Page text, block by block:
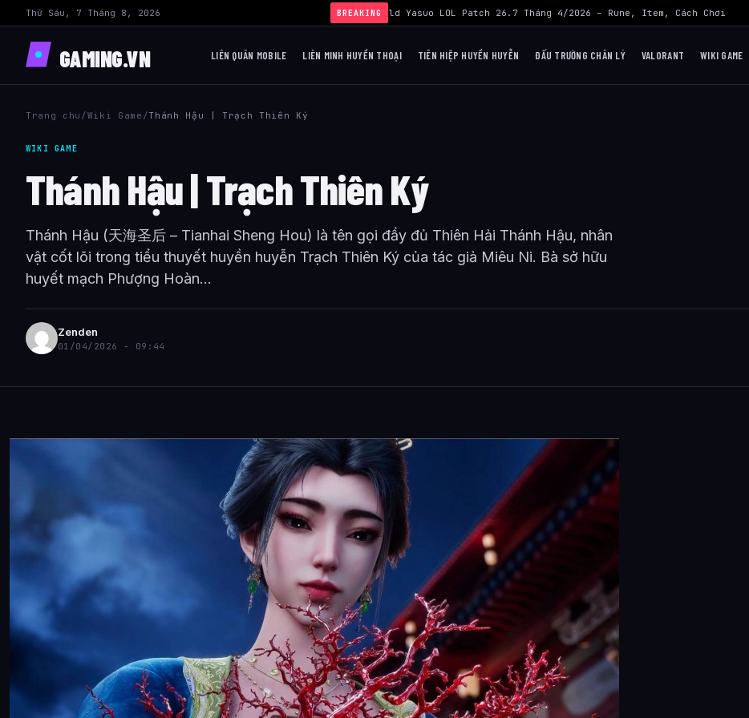
Thứ Sáu, 7 Tháng 8, 2026 BREAKING
› Build Yasuo LOL Patch 26.7 Tháng 4/2026 – Rune, Item, Cách Chơi Mid
GAMING.VN LIÊN QUÂN MOBILE LIÊN MINH HUYỀN THOẠI TIÊN HIỆP HUYỀN HUYỄN ĐẤU TRƯỜNG CHÂN LÝ VALORANT WIKI GAME
Trang chu /Wiki Game /Thánh Hậu | Trạch Thiên Ký
WIKI GAME
Thánh Hậu | Trạch Thiên Ký
Thánh Hậu (天海圣后 – Tianhai Sheng Hou) là tên gọi đầy đủ Thiên Hải Thánh Hậu, nhân
vật cốt lõi trong tiểu thuyết huyền huyễn Trạch Thiên Ký của tác giả Miêu Ni. Bà sở hữu
huyết mạch Phượng Hoàn...
Zenden
01/04/2026 - 09:44